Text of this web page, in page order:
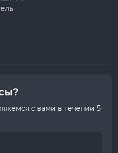
с вами в течении 5